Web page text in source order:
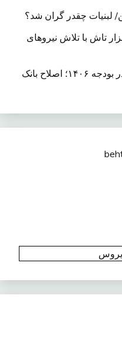
تاش با تلاش نیروهای
تسویه بدهی‌های صنعت دارو در بودجه ۱۴۰۶؛ اصلاح بانک